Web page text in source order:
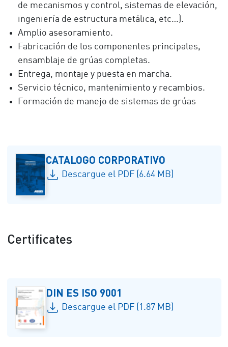
de mecanismos y control, sistemas de elevación,
ingeniería de estructura metálica, etc…).
Amplio asesoramiento.
Fabricación de los componentes principales,
ensamblaje de grúas completas.
Entrega, montaje y puesta en marcha.
Servicio técnico, mantenimiento y recambios.
Formación de manejo de sistemas de grúas
CATALOGO CORPORATIVO
Descargue el PDF (6.64 MB)
Certificates
DIN ES ISO 9001
Descargue el PDF (1.87 MB)